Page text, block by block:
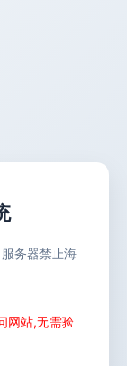
务器禁止海
网站,无需验